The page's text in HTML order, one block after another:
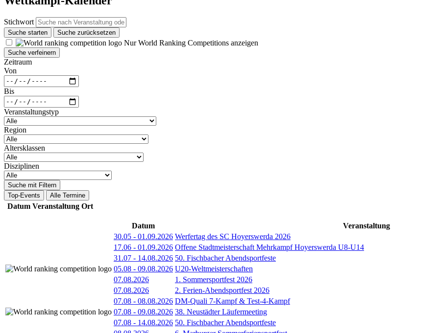
Stichwort
Suche starten Suche zurücksetzen
Nur World Ranking Competitions anzeigen
Suche verfeinern
Zeitraum
Von
Bis
Veranstaltungstyp
Region
Altersklassen
Disziplinen
Suche mit Filtern
Top-Events
Alle Termine
Datum Veranstaltung Ort
Datum
Veranstaltung
30.05 - 01.09.2026 Werfertag des SC Hoyerswerda 2026
17.06 - 01.09.2026 Offene Stadtmeisterschaft Mehrkampf Hoyerswerda U8-U14
31.07 - 14.08.2026 50. Fischbacher Abendsportfeste
05.08 - 09.08.2026 U20-Weltmeisterschaften
07.08.2026
1. Sommersportfest 2026
07.08.2026
2. Ferien-Abendsportfest 2026
07.08 - 08.08.2026 DM-Quali 7-Kampf & Test-4-Kampf
07.08 - 09.08.2026 38. Neustädter Läufermeeting
07.08 - 14.08.2026 50. Fischbacher Abendsportfeste